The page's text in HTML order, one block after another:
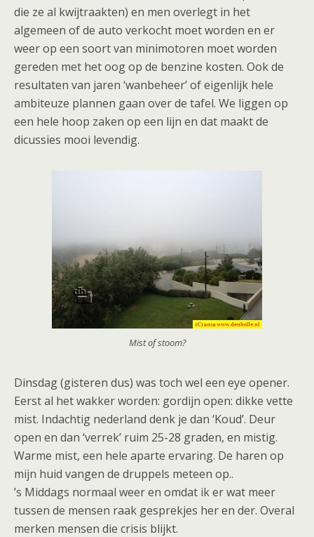
die ze al kwijtraakten) en men overlegt in het
algemeen of de auto verkocht moet worden en er
weer op een soort van minimotoren moet worden
gereden met het oog op de benzine kosten. Ook de
resultaten van jaren ‘wanbeheer’ of eigenlijk hele
ambiteuze plannen gaan over de tafel. We liggen op
een hele hoop zaken op een lijn en dat maakt de
dicussies mooi levendig.
Mist of stoom?
Dinsdag (gisteren dus) was toch wel een eye opener.
Eerst al het wakker worden: gordijn open: dikke vette
mist. Indachtig nederland denk je dan ‘Koud’. Deur
open en dan ‘verrek’ ruim 25-28 graden, en mistig.
Warme mist, een hele aparte ervaring. De haren op
mijn huid vangen de druppels meteen op..
’s Middags normaal weer en omdat ik er wat meer
tussen de mensen raak gesprekjes her en der. Overal
merken mensen die crisis blijkt.